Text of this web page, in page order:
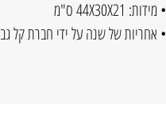
• מידות: 44X30X21 ס"מ
• אחריות של שנה על ידי חברת קל גב